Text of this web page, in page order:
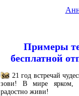
Примеры
бесплатной
21 год встречай
зови! В мире ярком,
радостно живи!